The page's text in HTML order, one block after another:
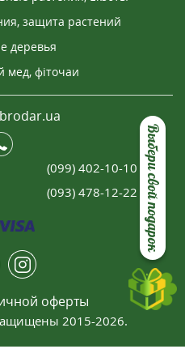
Выбери свой подарок
защита растений
деревья
мед, фіточаи
(099) 402-10-10
(093) 478-12-22
оферты
2015-2026.